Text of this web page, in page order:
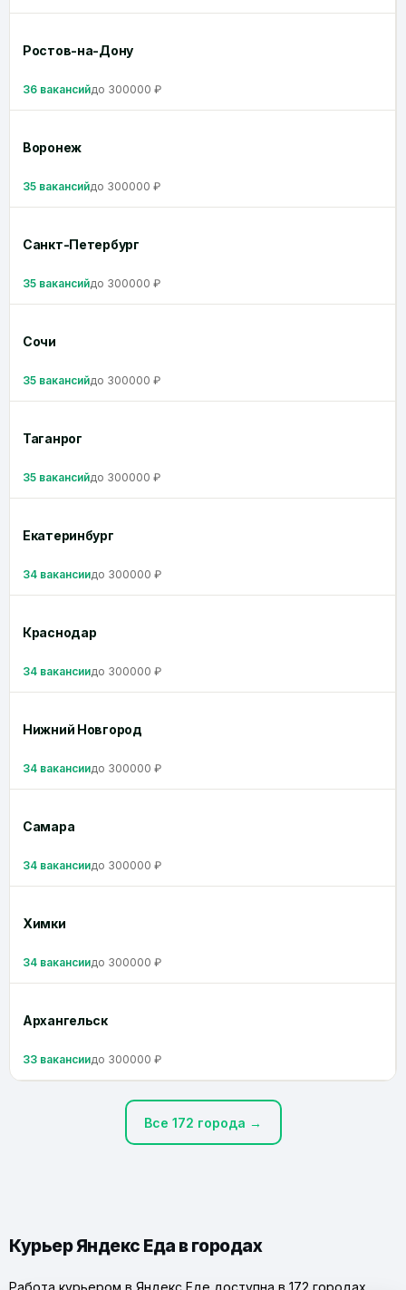
Ростов-на-Дону
36 вакансийдо 300000 ₽
Воронеж
35 вакансийдо 300000 ₽
Санкт-Петербург
35 вакансийдо 300000 ₽
Сочи
35 вакансийдо 300000 ₽
Таганрог
35 вакансийдо 300000 ₽
Екатеринбург
34 вакансиидо 300000 ₽
Краснодар
34 вакансиидо 300000 ₽
Нижний Новгород
34 вакансиидо 300000 ₽
Самара
34 вакансиидо 300000 ₽
Химки
34 вакансиидо 300000 ₽
Архангельск
33 вакансиидо 300000 ₽
Все 172 города →
Курьер Яндекс Еда в городах
Работа курьером в Яндекс Еде доступна в 172 городах